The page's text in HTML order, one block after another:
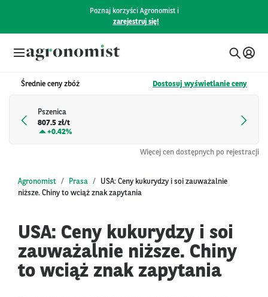
Poznaj korzyści Agronomist i
zarejestruj się!
Średnie ceny zbóż Dostosuj wyświetlanie ceny
Pszenica
807.5 zł/t
+0.42%
Więcej cen dostępnych po rejestracji
Agronomist Prasa
USA: Ceny kukurydzy i soi zauważalnie
niższe. Chiny to wciąż znak zapytania
USA: Ceny kukurydzy i soi
zauważalnie niższe. Chiny
to wciąż znak zapytania